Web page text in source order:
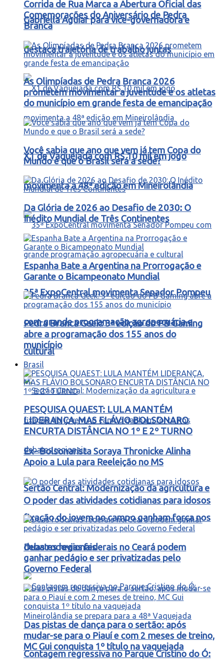
Gabriella Aguiar para vice-governadora e
destaca trajetória de trabalho juntas
X1 de Vaquejada com R$ 10 mil em jogo
movimenta a 48ª edição em Mineirolândia
35ª ExpoCentral movimenta Senador Pompeu
com grande programação agropecuária e
cultural
Sertão Central: Modernização da agricultura e
fixação do jovem no campo ganham força nos
debates regionais
Contagem regressiva no Parque Cristino do Ó:
Corrida de Rua Marca a Abertura Oficial das
Comemorações do Aniversário de Pedra
Branca
As Olimpíadas de Pedra Branca 2026
prometem movimentar a juventude e os atletas
do município em grande festa de emancipação
Você sabia que ano que vem já tem Copa do
Mundo e que o Brasil será a sede?
Da Glória de 2026 ao Desafio de 2030: O
Inédito Mundial de Três Continentes
Espanha Bate a Argentina na Prorrogação e
Garante o Bicampeonato Mundial
Pedra Branca Geek: 3ª edição do PB Gaming
abre a programação dos 155 anos do
município
Brasil
PESQUISA QUAEST: LULA MANTÉM
LIDERANÇA, MAS FLÁVIO BOLSONARO
ENCURTA DISTÂNCIA NO 1º E 2º TURNO
Ex- Bolsonarista Soraya Thronicke Alinha
Apoio a Lula para Reeleição no MS
O poder das atividades cotidianas para idosos
Duas rodovias federais no Ceará podem
ganhar pedágio e ser privatizadas pelo
Governo Federal
Das pistas de dança para o sertão: após
mudar-se para o Piauí e com 2 meses de treino,
MC Gui conquista 1º título na vaquejada